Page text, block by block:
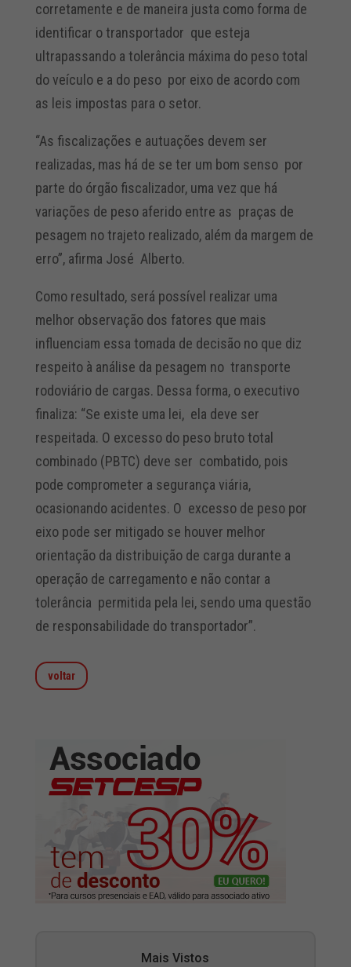
corretamente e de maneira justa como forma de
identificar o transportador que esteja
ultrapassando a tolerância máxima do peso total
do veículo e a do peso por eixo de acordo com
as leis impostas para o setor.
“As fiscalizações e autuações devem ser
realizadas, mas há de se ter um bom senso por
parte do órgão fiscalizador, uma vez que há
variações de peso aferido entre as praças de
pesagem no trajeto realizado, além da margem de
erro”, afirma José Alberto.
Como resultado, será possível realizar uma
melhor observação dos fatores que mais
influenciam essa tomada de decisão no que diz
respeito à análise da pesagem no transporte
rodoviário de cargas. Dessa forma, o executivo
finaliza: “Se existe uma lei, ela deve ser
respeitada. O excesso do peso bruto total
combinado (PBTC) deve ser combatido, pois
pode comprometer a segurança viária,
ocasionando acidentes. O excesso de peso por
eixo pode ser mitigado se houver melhor
orientação da distribuição de carga durante a
operação de carregamento e não contar a
tolerância permitida pela lei, sendo uma questão
de responsabilidade do transportador”.
voltar
Mais Vistos